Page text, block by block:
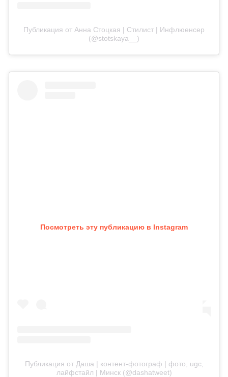
Публикация от Анна Стоцкая | Стилист | Инфлюенсер
(@stotskaya__)
Посмотреть эту публикацию в Instagram
Публикация от Даша | контент-фотограф | фото, ugc,
лайфстайл | Минск (@dashatweet)